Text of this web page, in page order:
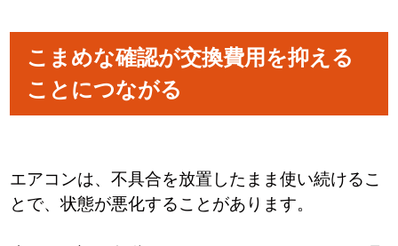
こまめな確認が交換費用を抑える
ことにつながる
エアコンは、不具合を放置したまま使い続けるこ
とで、状態が悪化することがあります。